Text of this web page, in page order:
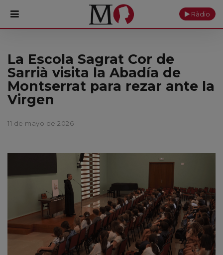
PORTADA
Monasterio
Cultura
Actualidad
Ofrendas
Reservas
Ràdio
La Escola Sagrat Cor de
Sarrià visita la Abadía de
Montserrat para rezar ante la
Virgen
11 de mayo de 2026